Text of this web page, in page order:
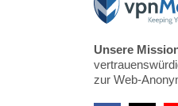
Unsere
zur Web-